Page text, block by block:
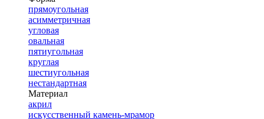
прямоугольная
асимметричная
угловая
овальная
пятиугольная
круглая
шестиугольная
нестандартная
Материал
акрил
искусственный камень-мрамор